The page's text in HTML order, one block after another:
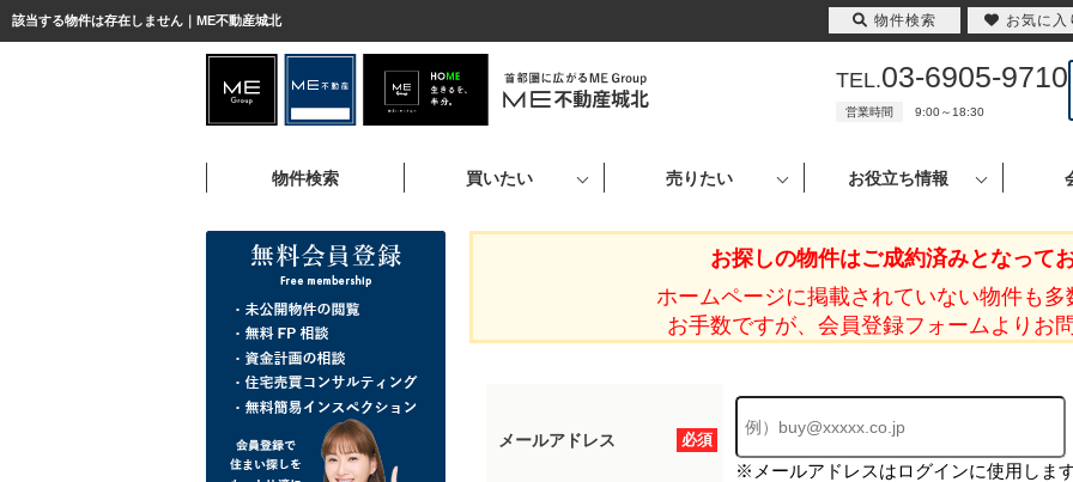
該当する物件は存在しません｜ME不動産城北
TEL.03-6905-9710
営業時間 9:00～18:30
物件検索 買いたい 売りたい お役立ち情報
お探しの物件はご成約済みとなってお
ホームページに掲載されていない物件も多
お手数ですが、会員登録フォームよりお
必須
メールアドレス
※メールアドレスはログインに使用します
物件検索 お気に入